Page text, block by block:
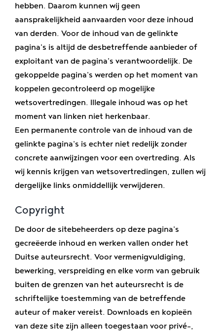
hebben. Daarom kunnen wij geen
aansprakelijkheid aanvaarden voor deze inhoud
van derden. Voor de inhoud van de gelinkte
pagina's is altijd de desbetreffende aanbieder of
exploitant van de pagina's verantwoordelijk. De
gekoppelde pagina's werden op het moment van
koppelen gecontroleerd op mogelijke
wetsovertredingen. Illegale inhoud was op het
moment van linken niet herkenbaar.
Een permanente controle van de inhoud van de
gelinkte pagina's is echter niet redelijk zonder
concrete aanwijzingen voor een overtreding. Als
wij kennis krijgen van wetsovertredingen, zullen wij
dergelijke links onmiddellijk verwijderen.
Copyright
De door de sitebeheerders op deze pagina's
gecreëerde inhoud en werken vallen onder het
Duitse auteursrecht. Voor vermenigvuldiging,
bewerking, verspreiding en elke vorm van gebruik
buiten de grenzen van het auteursrecht is de
schriftelijke toestemming van de betreffende
auteur of maker vereist. Downloads en kopieën
van deze site zijn alleen toegestaan voor privé-,